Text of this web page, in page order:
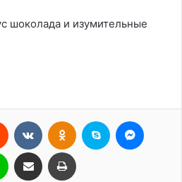
шоколада и изумительные
Reddit ВконтактеОдноклассники
Skype
Line Поделиться через электронную почту Печатать